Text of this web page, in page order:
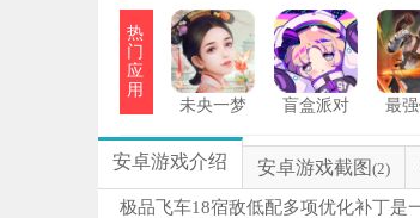
热
门
应
用
未央一梦
盲盒派对 最
安卓游戏介绍 安卓游戏截图 (2)
极品飞车18宿敌低配多项优化补丁是